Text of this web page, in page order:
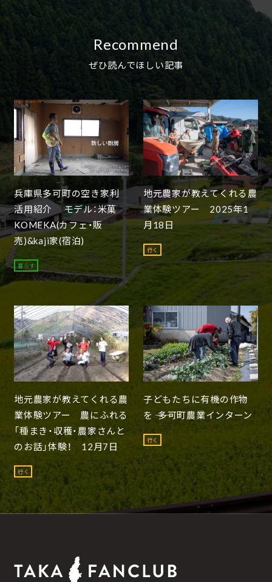
Recommend
ぜひ読んでほしい記事
兵庫県多可町の空き家利
活用紹介 モデル：米菓
KOMEKA(カフェ・販
売)&kaji家(宿泊)
暮らす
地元農家が教えてくれる農
業体験ツアー 2025年1
月18日
行く
地元農家が教えてくれる農
業体験ツアー 農にふれる
「種まき・収穫・農家さんと
のお話」体験！ 12月7日
行く
子どもたちに有機の作物
を ―― 多可町農業インターン
行く